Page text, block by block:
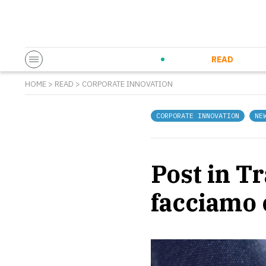
READ
HOME > READ > CORPORATE INNOVATION
CORPORATE INNOVATION
Post in
facciamo